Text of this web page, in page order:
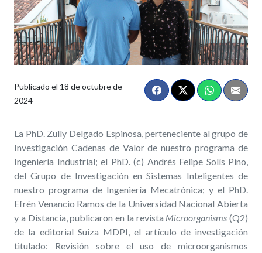
Publicado el 18 de octubre de
2024
La PhD. Zully Delgado Espinosa, perteneciente al grupo de
Investigación Cadenas de Valor de nuestro programa de
Ingeniería Industrial; el PhD. (c) Andrés Felipe Solís Pino,
del Grupo de Investigación en Sistemas Inteligentes de
nuestro programa de Ingeniería Mecatrónica; y el PhD.
Efrén Venancio Ramos de la Universidad Nacional Abierta
y a Distancia, publicaron en la revista Microorganisms (Q2)
de la editorial Suiza MDPI, el artículo de investigación
titulado: Revisión sobre el uso de microorganismos